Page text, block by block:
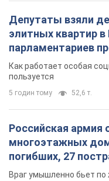
Депутаты взяли
элитных квартир в
парламентариев
поселился
Как работает особая
пользуется
5 годин тому 52,6 т.
Российская армия
многоэтажных
погибших, 27
Враг умышленно бьет